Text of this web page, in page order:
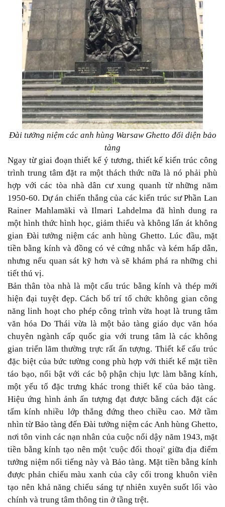
Đài tưởng niệm các anh hùng Warsaw Ghetto đối diện bảo
tàng
Ngay từ giai đoạn thiết kế ý tương, thiết kế kiến trúc công
trình trung tâm đặt ra một thách thức nữa là nó phải phù
hợp với các tòa nhà dân cư xung quanh từ những năm
1950-60. Dự án chiến thắng của các kiến trúc sư Phần Lan
Rainer Mahlamäki và Ilmari Lahdelma đã hình dung ra
một hình thức hình học, giảm thiểu và không lấn át không
gian Đài tưởng niệm các anh hùng Ghetto. Lúc đầu, mặt
tiền bằng kính và đồng có vẻ cứng nhắc và kém hấp dẫn,
nhưng nếu quan sát kỹ hơn và sẽ khám phá ra những chi
tiết thú vị.
Bản thân tòa nhà là một cấu trúc bằng kính và thép mới
hiện đại tuyệt đẹp. Cách bố trí tổ chức không gian công
năng linh hoạt cho phép công trình vừa hoạt là trung tâm
văn hóa Do Thái vừa là một bảo tàng giáo dục văn hóa
chuyên ngành cấp quốc gia với trung tâm là các không
gian triển lãm thường trực rất ấn tượng. Thiết kế cấu trúc
đặc biệt của bức tường cong phù hợp với thiết kế mặt tiền
táo bạo, nổi bật với các bộ phận chịu lực làm bằng kính,
một yếu tố đặc trưng khác trong thiết kế của bảo tàng.
Hiệu ứng hình ảnh ấn tượng đạt được bằng cách đặt các
tấm kính nhiều lớp thẳng đứng theo chiều cao. Mở tầm
nhìn từ Bảo tàng đến Đài tưởng niệm các Anh hùng Ghetto,
nơi tôn vinh các nạn nhân của cuộc nổi dậy năm 1943, mặt
tiền bằng kính tạo nên một 'cuộc đối thoại' giữa địa điểm
tưởng niệm nổi tiếng này và Bảo tàng. Mặt tiền bằng kính
được phản chiếu màu xanh của cây cối trong khuôn viên
tạo nên khả năng chiếu sáng tự nhiên xuyên suốt lối vào
chính và trung tâm thông tin ở tầng trệt.